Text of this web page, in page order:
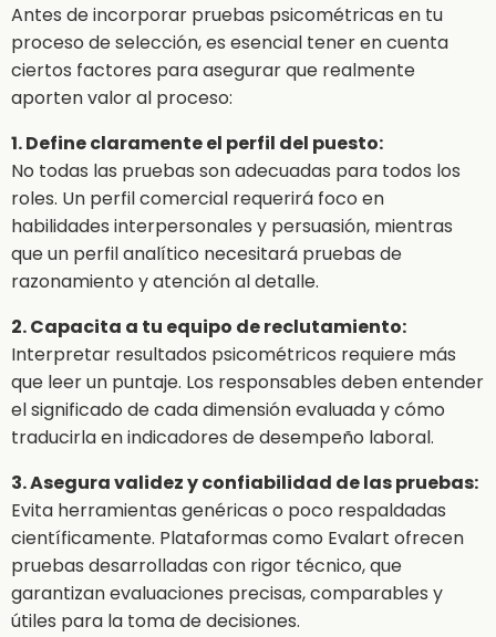
Antes de incorporar pruebas psicométricas en tu
proceso de selección, es esencial tener en cuenta
ciertos factores para asegurar que realmente
aporten valor al proceso:
1. Define claramente el perfil del puesto:
No todas las pruebas son adecuadas para todos los
roles. Un perfil comercial requerirá foco en
habilidades interpersonales y persuasión, mientras
que un perfil analítico necesitará pruebas de
razonamiento y atención al detalle.
2. Capacita a tu equipo de reclutamiento:
Interpretar resultados psicométricos requiere más
que leer un puntaje. Los responsables deben entender
el significado de cada dimensión evaluada y cómo
traducirla en indicadores de desempeño laboral.
3. Asegura validez y confiabilidad de las pruebas:
Evita herramientas genéricas o poco respaldadas
científicamente. Plataformas como Evalart ofrecen
pruebas desarrolladas con rigor técnico, que
garantizan evaluaciones precisas, comparables y
útiles para la toma de decisiones.